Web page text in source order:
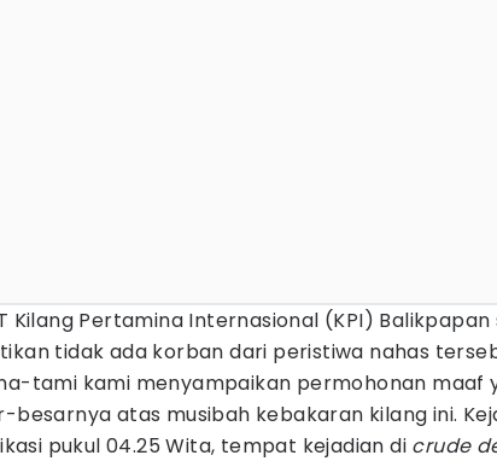
Kilang Pertamina Internasional (KPI) Balikpapan
tidak ada korban dari peristiwa nahas
tami kami menyampaikan permohonan maaf
besarnya atas musibah kebakaran kilang ini.
pukul 04.25 Wita, tempat kejadian di crude